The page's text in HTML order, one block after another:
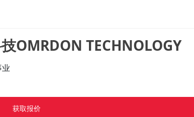
OMRDON TECHNOLOGY
获取报价